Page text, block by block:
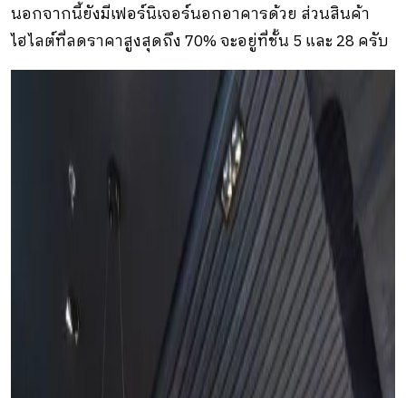
นอกจากนี้ยังมีเฟอร์นิเจอร์นอกอาคารด้วย ส่วนสินค้า
ไฮไลต์ที่ลดราคาสูงสุดถึง 70% จะอยู่ที่ชั้น 5 และ 28 ครับ